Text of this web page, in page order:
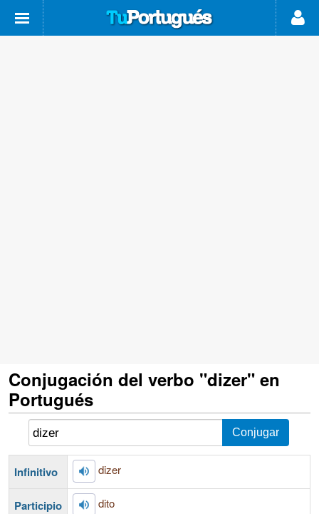
Conjugación del verbo "dizer" en
Portugués
Infinitivo dizer
Participio dito